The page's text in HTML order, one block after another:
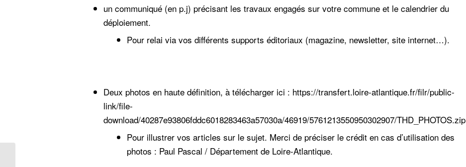
un communiqué (en p.j) précisant les travaux engagés sur votre commune et le calendrier du
déploiement.
Pour relai via vos différents supports éditoriaux (magazine, newsletter, site internet…).
Deux photos en haute définition, à télécharger ici : https://transfert.loire-atlantique.fr/filr/public-
link/file-
download/40287e93806fddc6018283463a57030a/46919/5761213550950302907/THD_PHOTOS.zip
Pour illustrer vos articles sur le sujet. Merci de préciser le crédit en cas d’utilisation des
photos : Paul Pascal / Département de Loire-Atlantique.